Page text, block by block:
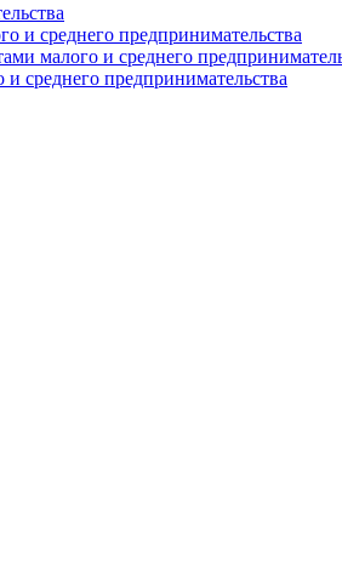
и среднего предпринимательства
малого и среднего
среднего предпринимательства